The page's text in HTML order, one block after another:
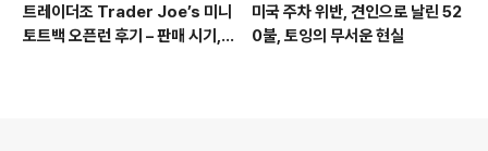
트레이더조 Trader Joe’s 미니
토트백 오픈런 후기 – 판매 시기,
미국 주차 위반, 견인으로 날린 52
0불, 토잉의 무서운 현실